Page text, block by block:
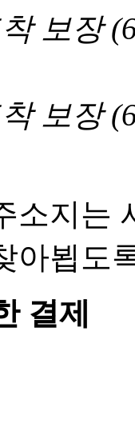
보장(
보장(
소지는
아뵙도
결제